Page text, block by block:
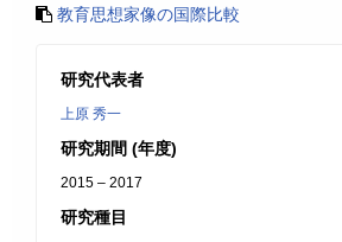
教育思想家像の国際比較
研究代表者
上原 秀一
研究期間 (年度)
2015 – 2017
研究種目